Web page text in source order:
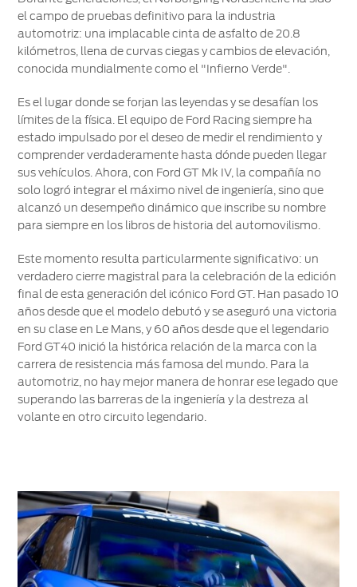
SYNC ®-
Conectividad
Guía
Ford
app
Agendamiento
Online
el campo de pruebas definitivo para la industria
automotriz: una implacable cinta de asfalto de 20.8
kilómetros, llena de curvas ciegas y cambios de elevación,
conocida mundialmente como el "Infierno Verde".
Es el lugar donde se forjan las leyendas y se desafían los
límites de la física. El equipo de Ford Racing siempre ha
estado impulsado por el deseo de medir el rendimiento y
comprender verdaderamente hasta dónde pueden llegar
sus vehículos. Ahora, con Ford GT Mk IV, la compañía no
solo logró integrar el máximo nivel de ingeniería, sino que
alcanzó un desempeño dinámico que inscribe su nombre
para siempre en los libros de historia del automovilismo.
Este momento resulta particularmente significativo: un
verdadero cierre magistral para la celebración de la edición
final de esta generación del icónico Ford GT. Han pasado 10
años desde que el modelo debutó y se aseguró una victoria
en su clase en Le Mans, y 60 años desde que el legendario
Ford GT40 inició la histórica relación de la marca con la
carrera de resistencia más famosa del mundo. Para la
automotriz, no hay mejor manera de honrar ese legado que
superando las barreras de la ingeniería y la destreza al
volante en otro circuito legendario.